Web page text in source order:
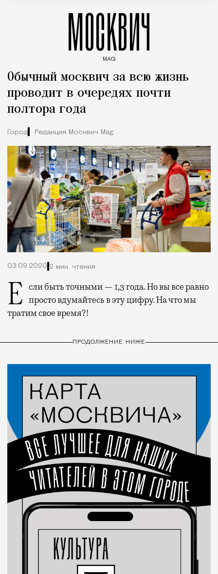
МОСКВИЧ
MAG
Обычный москвич за всю жизнь
проводит в очередях почти
полтора года
Город Редакция Москвич Mag
03.09.2020 2 мин. чтения
Если быть точными — 1,3 года. Но вы все равно просто вдумайтесь в эту цифру. На что мы
тратим свое время?!
ПРОДОЛЖЕНИЕ НИЖЕ